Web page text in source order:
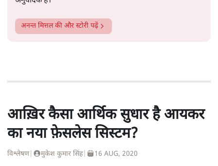
अनन्त मित्तलकी और स्टोरी पढ़ें
आख़िर कैसा आर्थिक सुधार है आयकर
का नया फ़ेसलेस सिस्टम?
विश्लेषण| मुकेश कुमार सिंह| 16 AUG, 2020